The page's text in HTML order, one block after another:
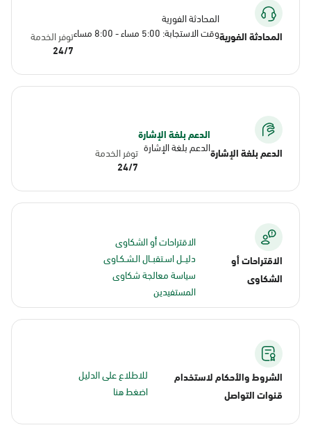
المحادثة الفورية
المحادثة الفورية
وقت الاستجابة: 5:00 مساء - 8:00 مساء
توفر الخدمة
24/7
الدعم بلغة الإشارة
الدعم بلغة الإشارة
الدعم بلغة الإشارة توفر الخدمة
24/7
الاقتراحات أو
الشكاوى
الاقتراحات أو الشكاوى
دليــل اسـتقبــال الـشـكـاوى
سياسة معالجة شكاوى
المستفيدين
الشروط والأحكام لاستخدام
قنوات التواصل
للاطلاع على الدليل
اضغط هنا